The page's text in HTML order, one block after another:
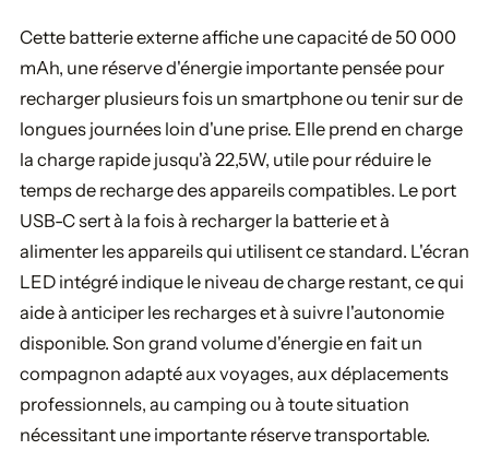
Cette batterie externe affiche une capacité de 50 000
mAh, une réserve d'énergie importante pensée pour
recharger plusieurs fois un smartphone ou tenir sur de
longues journées loin d'une prise. Elle prend en charge
la charge rapide jusqu'à 22,5W, utile pour réduire le
temps de recharge des appareils compatibles. Le port
USB-C sert à la fois à recharger la batterie et à
alimenter les appareils qui utilisent ce standard. L'écran
LED intégré indique le niveau de charge restant, ce qui
aide à anticiper les recharges et à suivre l'autonomie
disponible. Son grand volume d'énergie en fait un
compagnon adapté aux voyages, aux déplacements
professionnels, au camping ou à toute situation
nécessitant une importante réserve transportable.